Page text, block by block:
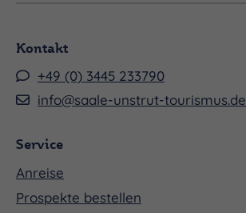
Kontakt
+49 (0) 3445 233790
info@saale-unstrut-tourismus.de
Service
Anreise
Prospekte bestellen